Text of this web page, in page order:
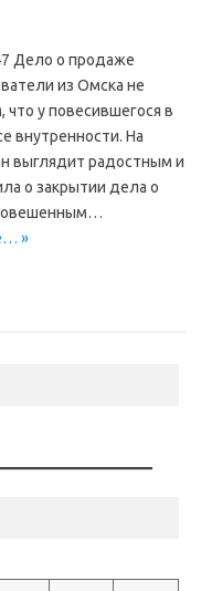
Дело о продаже
из Омска не
у повесившегося в
внутренности. На
выглядит радостным и
о закрытии дела о
»